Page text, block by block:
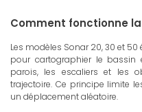
Comment fonctionne
Les modèles Sonar 20, 30 et
pour cartographier le bassin
parois, les escaliers et les
trajectoire. Ce principe limite
un déplacement aléatoire.